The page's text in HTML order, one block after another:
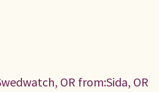
OR from:Sida, OR